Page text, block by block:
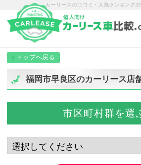
カーリースの口コミ・人気ランキング
トップページ
エリア別ランキング
エリア別店舗一覧
福岡市早良区のカーリース店
市区町村群を選